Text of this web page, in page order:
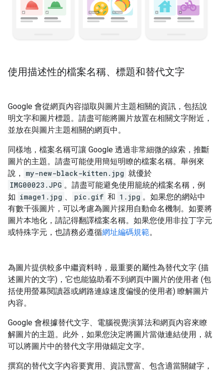
使用描述性的檔案名稱、標題和替代文字
Google 會從網頁內容擷取與圖片主題相關的資訊，包括說
明文字和圖片標題。請盡可能將圖片放置在相關文字附近，
並放在與圖片主題相關的網頁中。
同樣地，檔案名稱可讓 Google 透過非常細微的線索，推斷
圖片的主題。請盡可能使用簡短明瞭的檔案名稱。舉例來
說，
my-new-black-kitten.jpg 就優於
IMG00023.JPG 。請盡可能避免使用籠統的檔案名稱，例
如 image1.jpg pic.gif 和 1.jpg 。如果您的網站中
有數千張圖片，可以考慮為圖片採用自動命名機制。如要將
圖片本地化，請記得翻譯檔案名稱。如果您使用非拉丁字元
或特殊字元，也請務必遵循網址編碼規範。
為圖片提供較多中繼資料時，最重要的屬性為替代文字 (描
述圖片的文字)，它也能協助看不到網頁中圖片的使用者 (包
括使用螢幕閱讀器或網路連線速度偏慢的使用者) 瞭解圖片
內容。
Google 會根據替代文字、電腦視覺演算法和網頁內容來瞭
解圖片的主題。此外，如果您決定將圖片當做連結使用，就
可以將圖片中的替代文字用做錨定文字。
撰寫的替代文字內容要實用、資訊豐富、包含適當關鍵字，